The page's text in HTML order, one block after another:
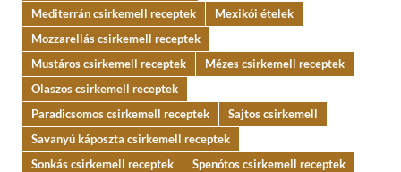
Mediterrán csirkemell receptek
Mexikói ételek
Mozzarellás csirkemell receptek
Mustáros csirkemell receptek
Mézes csirkemell receptek
Olaszos csirkemell receptek
Paradicsomos csirkemell receptek
Sajtos csirkemell
Savanyú káposzta csirkemell receptek
Sonkás csirkemell receptek
Spenótos csirkemell receptek